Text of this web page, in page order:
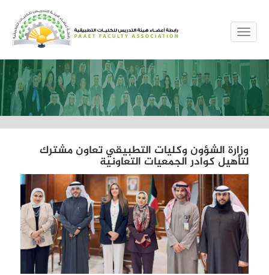
MENUE
وزارة الشؤون وكليات التطبيقي تعاون مشترك
لتأهيل كوادر الجمعيات التعاونية